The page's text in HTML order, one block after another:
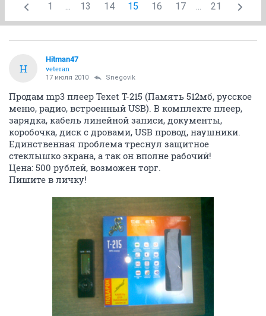
1 ... 13 14 15 16 17 ... 21
H
Hitman47
veteran
17 июля 2010 Snegovik
Продам mp3 плеер Texet T-215 (Память 512мб, русское
меню, радио, встроенный USB). В комплекте плеер,
зарядка, кабель линейной записи, документы,
коробочка, диск с дровами, USB провод, наушники.
Единственная проблема треснул защитное
стеклышко экрана, а так он вполне рабочий!
Цена: 500 рублей, возможен торг.
Пишите в личку!